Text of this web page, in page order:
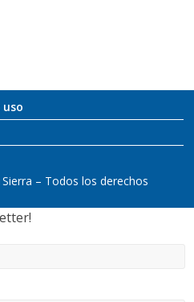
– Todos los derechos